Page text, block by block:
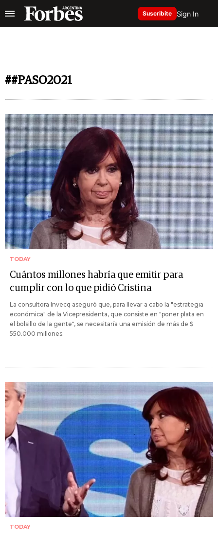
Suscribite Sign In
##PASO2021
TODAY
Cuántos millones habría que emitir para
cumplir con lo que pidió Cristina
La consultora Invecq aseguró que, para llevar a cabo la "estrategia
económica" de la Vicepresidenta, que consiste en "poner plata en
el bolsillo de la gente", se necesitaría una emisión de más de $
550.000 millones.
TODAY